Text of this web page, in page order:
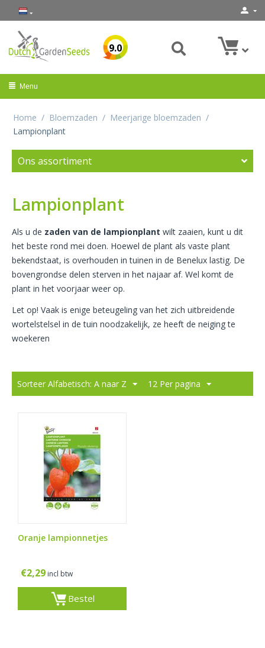
9.0
Menu
Home / Bloemzaden / Meerjarige bloemzaden /
Lampionplant
Ons assortiment
Lampionplant
Als u de zaden van de lampionplant wilt zaaien, kunt u dit
het beste rond mei doen. Hoewel de plant als vaste plant
bekendstaat, is overhouden in tuinen in de Benelux lastig. De
bovengrondse delen sterven in het najaar af. Wel komt de
plant in het voorjaar weer op.
Let op! Vaak is enige beteugeling van het zich uitbreidende
wortelstelsel in de tuin noodzakelijk, ze heeft de neiging te
woekeren
Sorteer Alfabetisch: A naar Z 12 Per pagina
Oranje lampionnetjes
€2,29 incl btw
Bestel